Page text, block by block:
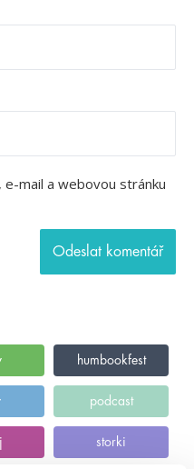
mail a webovou stránku
humbookfest
podcast
storki